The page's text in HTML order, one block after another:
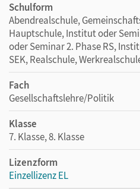
Schulform
Abendrealschule,
Hauptschule, Institut oder
oder Seminar 2. Phase RS,
SEK, Realschule,
Fach
Gesellschaftslehre/Politik
Klasse
7. Klasse, 8. Klasse
Lizenzform
Einzellizenz EL